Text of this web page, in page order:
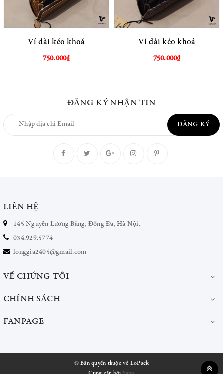
Ví dài kéo khoá
750.000₫
Ví dài kéo khoá
750.000₫
ĐĂNG KÝ NHẬN TIN
ĐĂNG KÝ
LIÊN HỆ
145 Nguyễn Lương Bằng, Đống Đa, Hà Nội.
034.929.5774
longgia2405@gmail.com
VỀ CHÚNG TÔI
CHÍNH SÁCH
FANPAGE
© Bản quyền thuộc về LoPack